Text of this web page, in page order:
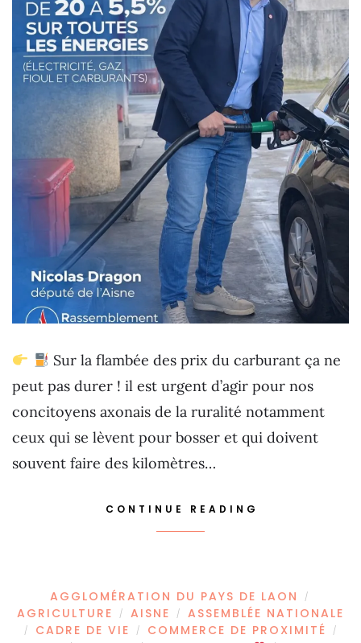
Sur la flambée des prix du carburant ça ne
peut pas durer ! il est urgent d’agir pour nos
concitoyens axonais de la ruralité notamment
ceux qui se lèvent pour bosser et qui doivent
souvent faire des kilomètres…
CONTINUE READING
AGGLOMÉRATION DU PAYS DE LAON /
AGRICULTURE / AISNE / ASSEMBLÉE NATIONALE
/ CADRE DE VIE / COMMERCE DE PROXIMITÉ /